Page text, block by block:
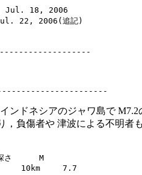
　 Jul. 18, 2006
追記)
ドネシアのジャワ島で
負傷者や 津波による不明者
さ　    M